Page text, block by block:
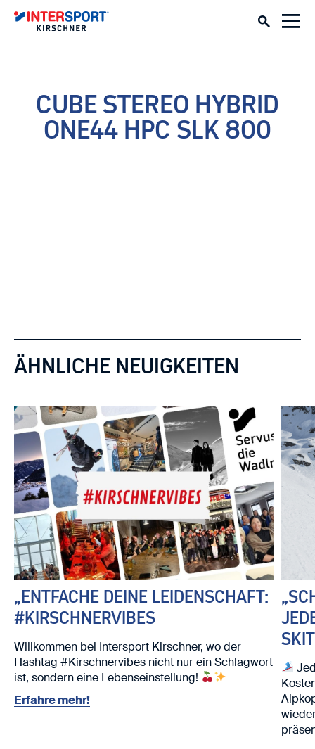
CUBE STEREO HYBRID
ONE44 HPC SLK 800
ÄHNLICHE NEUIGKEITEN
„ENTFACHE DEINE LEIDENSCHAFT:
#KIRSCHNERVIBES
Willkommen bei Intersport Kirschner, wo der
Hashtag #Kirschnervibes nicht nur ein Schlagwort
ist, sondern eine Lebenseinstellung!
Erfahre mehr!